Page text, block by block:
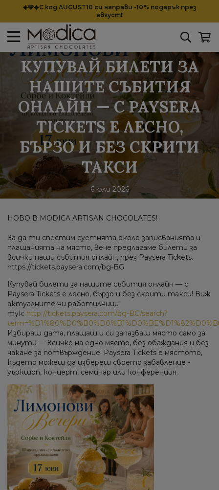
☀️🩵☀️С код AUGUST10 си направи -10% подарък през
август❗
КУПУВАЙ БИЛЕТИ ЗА
НАШИТЕ СЪБИТИЯ
ОНЛАЙН — С PAYSERA
TICKETS Е ЛЕСНО,
БЪРЗО И БЕЗ СКРИТИ
ТАКСИ
6 юли 2026
НОВО В MODICA ARTISAN CHOCOLATES!
За да ти спестим суетнята около записванията и
плащанията на място, вече предлагаме билети за
всички наши събития онлайн, през Paysera Tickets.
https://tickets.paysera.com/bg-BG
Купувай билети за нашите събития онлайн — с
Paysera Tickets е лесно, бързо и без скрити такси! Виж
актуалните ни работилници
тук: http://tickets.paysera.com/bg-BG/search?
Избираш дата, плащаш и си запазваш място само за
минути — всичко на едно място, без обаждания и без
чакане за потвърждение. Paysera Tickets e мястото,
където можеш да избереш своето забавление -
уъркшоп, концерт, семинар или конференция.